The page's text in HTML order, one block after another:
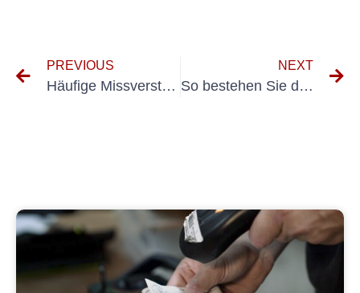
PREVIOUS
Häufige Missverständnisse über DIN VDE 0100-600 entlarvt
NEXT
So bestehen Sie den Prüfplakette E-Check mit Bravour